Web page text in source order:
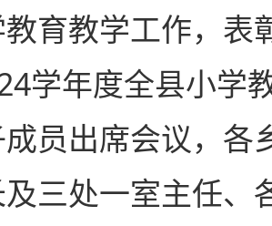
育教学工作，表
学年度全县小学
员出席会议，各
三处一室主任、